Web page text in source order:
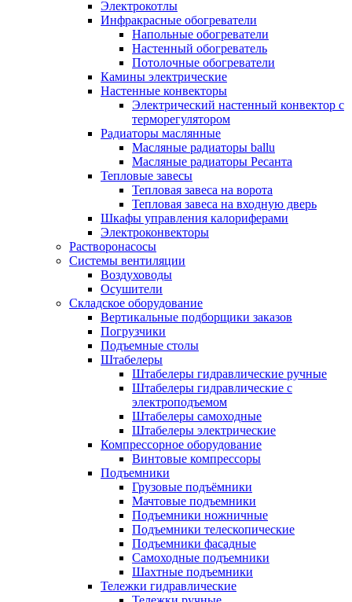
Электрокотлы
Инфракрасные обогреватели
Напольные обогреватели
Настенный обогреватель
Потолочные обогреватели
Камины электрические
Настенные конвекторы
Электрический настенный конвектор с
терморегулятором
Радиаторы маслянные
Масляные радиаторы ballu
Масляные радиаторы Ресанта
Тепловые завесы
Тепловая завеса на ворота
Тепловая завеса на входную дверь
Шкафы управления калориферами
Электроконвекторы
Растворонасосы
Системы вентиляции
Воздуховоды
Осушители
Складское оборудование
Вертикальные подборщики заказов
Погрузчики
Подъемные столы
Штабелеры
Штабелеры гидравлические ручные
Штабелеры гидравлические с
электроподъемом
Штабелеры самоходные
Штабелеры электрические
Компрессорное оборудование
Винтовые компрессоры
Подъемники
Грузовые подъёмники
Мачтовые подъемники
Подъемники ножничные
Подъемники телескопические
Подъемники фасадные
Самоходные подъемники
Шахтные подъемники
Тележки гидравлические